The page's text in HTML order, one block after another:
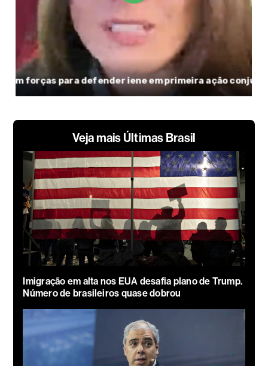
Veja mais Últimas Brasil
Imigração em alta nos EUA desafia plano de Trump.
Número de brasileiros quase dobrou